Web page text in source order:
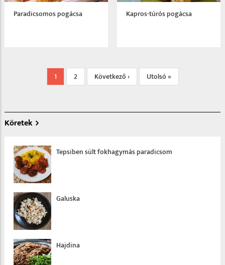
Paradicsomos pogácsa Kapros-túrós pogácsa
OldalszámozásJelenlegi
oldal
1 Page
2
Következő
oldal
Következő ›
Utolsó
oldal
Utolsó »
Köretek
Tepsiben sült fokhagymás paradicsom
Galuska
Hajdina